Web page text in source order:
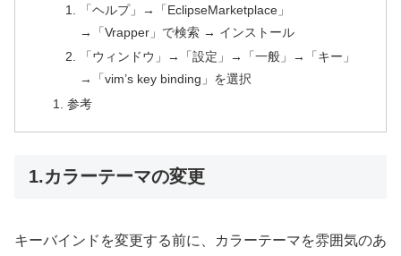
「ヘルプ」→「EclipseMarketplace」
→「Vrapper」で検索 → インストール
「ウィンドウ」→「設定」→「一般」→「キー」
→「vim’s key binding」を選択
参考
1.カラーテーマの変更
キーバインドを変更する前に、カラーテーマを雰囲気のあ